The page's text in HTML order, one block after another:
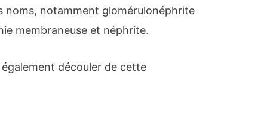
noms, notamment glomérulonéphrite
membraneuse et néphrite.
découler de cette